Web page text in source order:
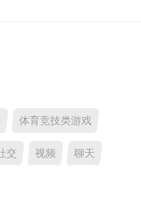
体育竞技类游戏
交 视频 聊天